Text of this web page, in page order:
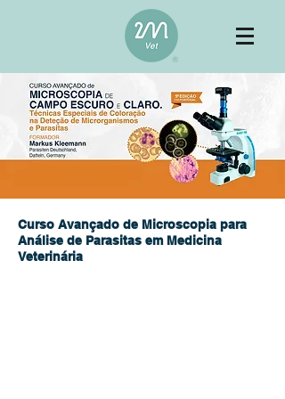
Curso Avançado de Microscopia para
Análise de Parasitas em Medicina
Veterinária